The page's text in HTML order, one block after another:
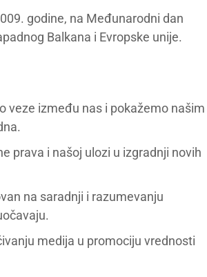
godine, na Međunarodni dan
Balkana i Evropske unije.
veze između nas i pokažemo našim
prava i našoj ulozi u izgradnji novih
na saradnji i razumevanju
medija u promociju vrednosti